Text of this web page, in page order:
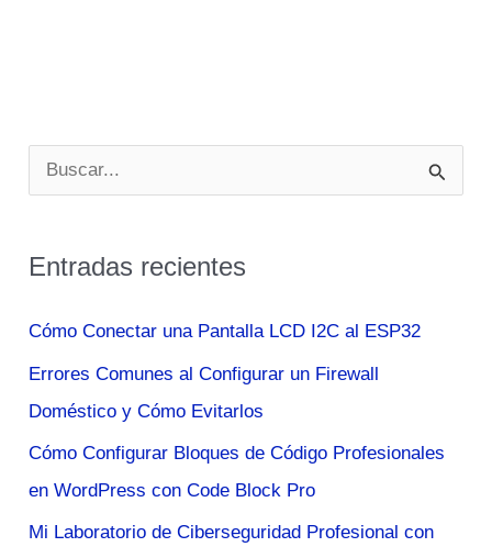
u
c
p
o
r
:
Entradas recientes
Cómo Conectar una Pantalla LCD I2C al ESP32
Errores Comunes al Configurar un Firewall
Doméstico y Cómo Evitarlos
Cómo Configurar Bloques de Código Profesionales
en WordPress con Code Block Pro
Mi Laboratorio de Ciberseguridad Profesional con